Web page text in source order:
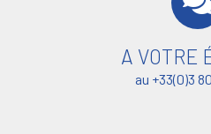
A VOTRE
au +33(0)3